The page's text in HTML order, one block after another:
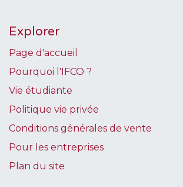
Explorer
Page d'accueil
Pourquoi l'IFCO ?
Vie étudiante
Politique vie privée
Conditions générales de vente
Pour les entreprises
Plan du site